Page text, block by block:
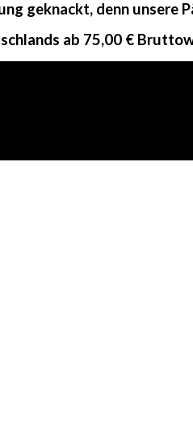
geknackt, denn unsere
ab 75,00 €